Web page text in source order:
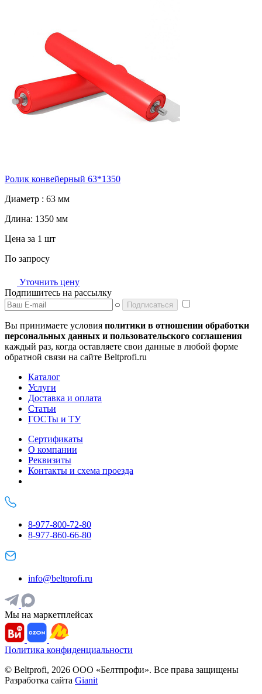
Ролик конвейерный 63*1350
Диаметр : 63 мм
Длина: 1350 мм
Цена за 1 шт
По запросу
Уточнить цену
Подпишитесь на рассылку
Подписаться
Вы принимаете условия политики в отношении обработки
персональных данных и пользовательского соглашения
каждый раз, когда оставляете свои данные в любой форме
обратной связи на сайте Beltprofi.ru
Каталог
Услуги
Доставка и оплата
Статьи
ГОСТы и ТУ
Сертификаты
О компании
Реквизиты
Контакты и схема проезда
8-977-800-72-80
8-977-860-66-80
info@beltprofi.ru
Мы на маркетплейсах
Политика конфиденциальности
© Beltprofi, 2026 ООО «Белтпрофи». Все права защищены
Разработка сайта Gianit